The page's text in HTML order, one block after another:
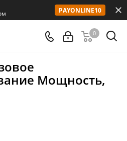
PAYONLINE10
0
Мощность,